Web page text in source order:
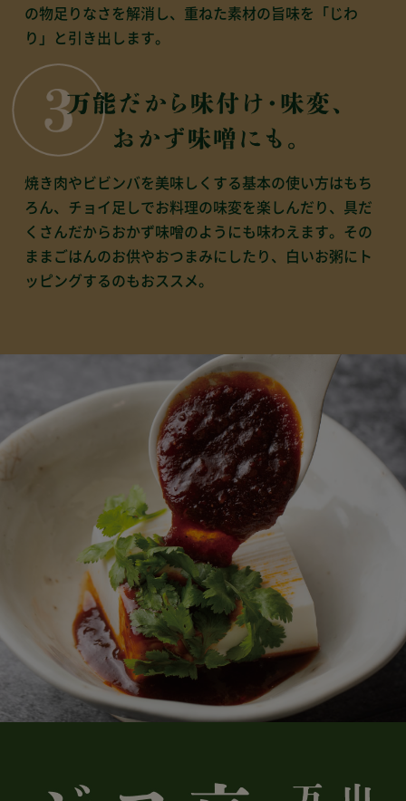
の物足りなさを解消し、重ねた素材の旨味を「じわ
り」と引き出します。
焼き肉やビビンバを美味しくする基本の使い方はもち
ろん、 チョイ足しでお料理の味変を楽しんだり、 具だ
くさんだからおかず味噌のようにも味わえます。 その
ままごはんのお供やおつまみにしたり、白いお粥にト
ッピングするのもおススメ。